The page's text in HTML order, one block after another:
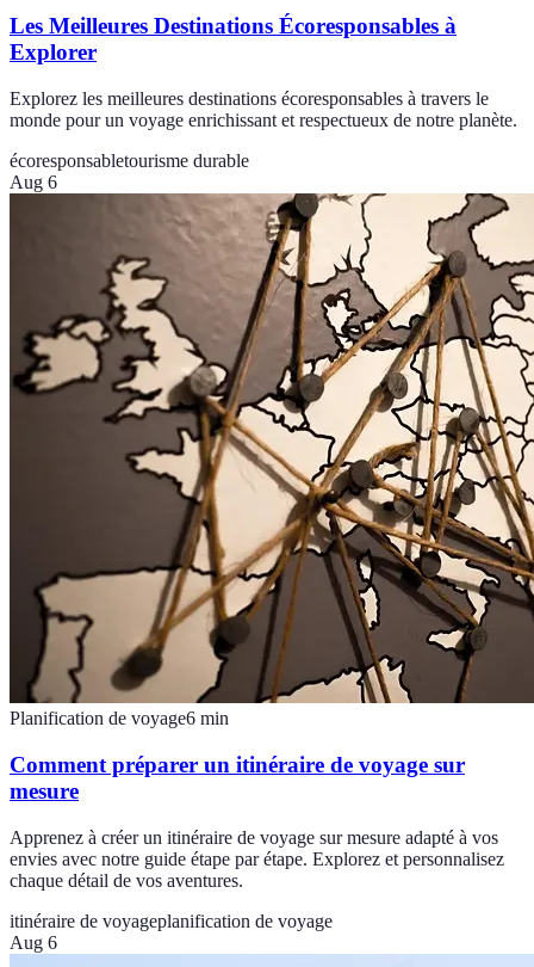
Les Meilleures Destinations Écoresponsables à
Explorer
Explorez les meilleures destinations écoresponsables à travers le
monde pour un voyage enrichissant et respectueux de notre planète.
écoresponsabletourisme durable
Aug 6
Planification de voyage6 min
Comment préparer un itinéraire de voyage sur
mesure
Apprenez à créer un itinéraire de voyage sur mesure adapté à vos
envies avec notre guide étape par étape. Explorez et personnalisez
chaque détail de vos aventures.
itinéraire de voyageplanification de voyage
Aug 6